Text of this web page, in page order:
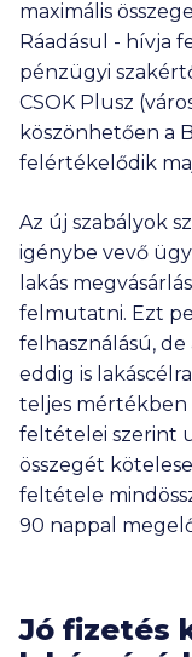
maximális
Ráadásul - hívja
pénzügyi
CSOK Plusz
köszönhetően a
felértékelődik
Az új szabályok
igénybe vevő
lakás
felmutatni. Ezt
felhasználású,
eddig is
teljes mértékben
feltételei szerint
összegét
feltétele
90 nappal
Jó fizetés